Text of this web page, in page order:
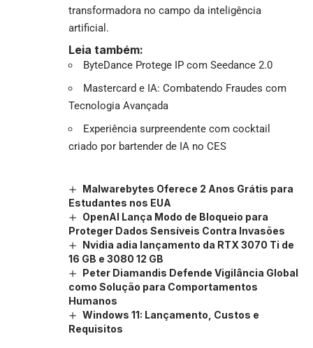
transformadora no campo da inteligência
artificial.
Leia também:
ByteDance Protege IP com Seedance 2.0
Mastercard e IA: Combatendo Fraudes com
Tecnologia Avançada
Experiência surpreendente com cocktail
criado por bartender de IA no CES
Malwarebytes Oferece 2 Anos Grátis para
Estudantes nos EUA
OpenAI Lança Modo de Bloqueio para
Proteger Dados Sensíveis Contra Invasões
Nvidia adia lançamento da RTX 3070 Ti de
16 GB e 3080 12 GB
Peter Diamandis Defende Vigilância Global
como Solução para Comportamentos
Humanos
Windows 11: Lançamento, Custos e
Requisitos